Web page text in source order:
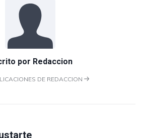
por Redaccion
DE REDACCION